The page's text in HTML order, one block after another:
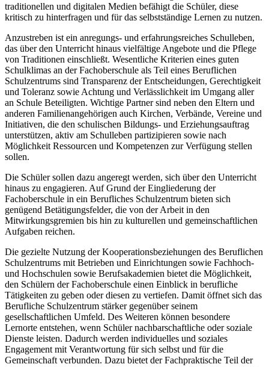
traditionellen und digitalen Medien befähigt die Schüler, diese
kritisch zu hinterfragen und für das selbstständige Lernen zu nutzen.
Anzustreben ist ein anregungs- und erfahrungsreiches Schulleben,
das über den Unterricht hinaus vielfältige Angebote und die Pflege
von Traditionen einschließt. Wesentliche Kriterien eines guten
Schulklimas an der Fachoberschule als Teil eines Beruflichen
Schulzentrums sind Transparenz der Entscheidungen, Gerechtigkeit
und Toleranz sowie Achtung und Verlässlichkeit im Umgang aller
an Schule Beteiligten. Wichtige Partner sind neben den Eltern und
anderen Familienangehörigen auch Kirchen, Verbände, Vereine und
Initiativen, die den schulischen Bildungs- und Erziehungsauftrag
unterstützen, aktiv am Schulleben partizipieren sowie nach
Möglichkeit Ressourcen und Kompetenzen zur Verfügung stellen
sollen.
Die Schüler sollen dazu angeregt werden, sich über den Unterricht
hinaus zu engagieren. Auf Grund der Eingliederung der
Fachoberschule in ein Berufliches Schulzentrum bieten sich
genügend Betätigungsfelder, die von der Arbeit in den
Mitwirkungsgremien bis hin zu kulturellen und gemeinschaftlichen
Aufgaben reichen.
Die gezielte Nutzung der Kooperationsbeziehungen des Beruflichen
Schulzentrums mit Betrieben und Einrichtungen sowie Fachhoch-
und Hochschulen sowie Berufsakademien bietet die Möglichkeit,
den Schülern der Fachoberschule einen Einblick in berufliche
Tätigkeiten zu geben oder diesen zu vertiefen. Damit öffnet sich das
Berufliche Schulzentrum stärker gegenüber seinem
gesellschaftlichen Umfeld. Des Weiteren können besondere
Lernorte entstehen, wenn Schüler nachbarschaftliche oder soziale
Dienste leisten. Dadurch werden individuelles und soziales
Engagement mit Verantwortung für sich selbst und für die
Gemeinschaft verbunden. Dazu bietet der Fachpraktische Teil der